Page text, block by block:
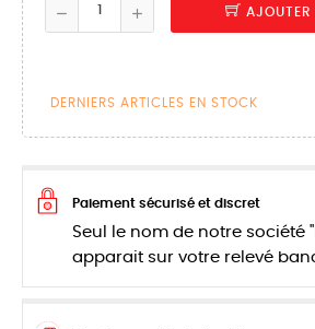
AJOUTER
DERNIERS ARTICLES EN STOCK
Paiement sécurisé et discret
Seul le nom de notre société
apparait sur votre relevé